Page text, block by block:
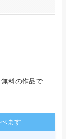
料の作品で
ます